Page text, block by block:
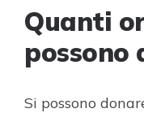
Quanti
possono
Si possono